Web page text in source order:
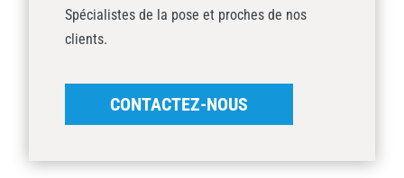
Spécialistes de la pose et proches de nos
clients.
CONTACTEZ-NOUS